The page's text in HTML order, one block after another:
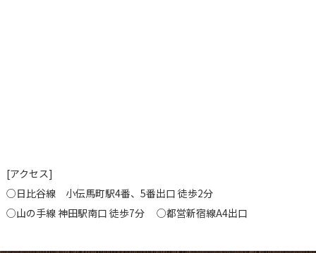
[アクセス]
○日比谷線 小伝馬町駅4番、5番出口 徒歩2分
○山の手線 神田駅南口 徒歩7分 ○都営新宿線A4出口